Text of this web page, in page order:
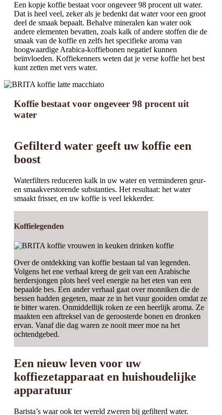
Een kopje koffie bestaat voor ongeveer 98 procent uit water.
Dat is heel veel, zeker als je bedenkt dat water voor een groot
deel de smaak bepaalt. Behalve mineralen kan water ook
andere elementen bevatten, zoals kalk of andere stoffen die de
smaak van de koffie en zelfs het specifieke aroma van
hoogwaardige Arabica-koffiebonen negatief kunnen
beïnvloeden. Koffiekenners weten dat je verse koffie het best
kunt zetten met vers water.
Koffie bestaat voor ongeveer 98 procent uit
water
Gefilterd water geeft uw koffie een
boost
Waterfilters reduceren kalk in uw water en verminderen geur-
en smaakverstorende substanties. Het resultaat: het water
smaakt frisser, en uw koffie is veel lekkerder.
Koffielegenden
Over de ontdekking van koffie bestaan tal van legenden.
Volgens het ene verhaal kreeg de geit van een Arabische
herdersjongen plots heel veel energie na het eten van een
bepaalde bes. Een ander verhaal gaat over monniken die de
bessen hadden gegeten, maar ze in het vuur gooiden omdat ze
te bitter waren. Onmiddellijk roken ze een heerlijk aroma. Ze
maakten een aftreksel van de geroosterde bonen en dronken
ervan. Vanaf die dag waren ze nooit meer moe na het
ochtendgebed.
Een nieuw leven voor uw
koffiezetapparaat en huishoudelijke
apparatuur
Barista’s waar ook ter wereld zweren bij gefilterd water.